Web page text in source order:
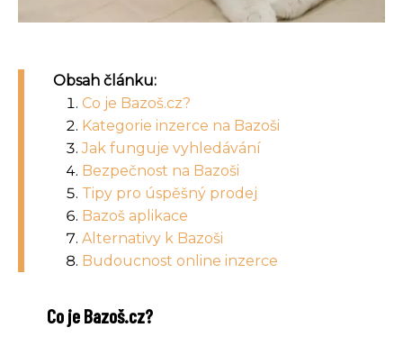
Obsah článku:
Co je Bazoš.cz?
Kategorie inzerce na Bazoši
Jak funguje vyhledávání
Bezpečnost na Bazoši
Tipy pro úspěšný prodej
Bazoš aplikace
Alternativy k Bazoši
Budoucnost online inzerce
Co je Bazoš.cz?